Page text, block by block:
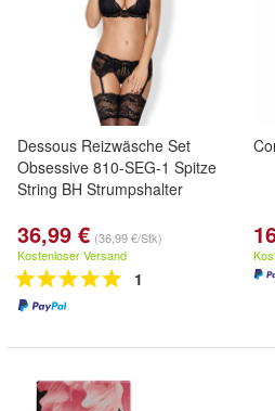
Dessous Reizwäsche Set
Obsessive 810-SEG-1 Spitze
String BH Strumpshalter
36,99 € (36,99 €/Stk)
Kostenloser Versand
1